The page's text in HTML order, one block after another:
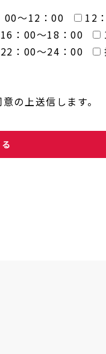
00～12：00
12
16：00～18：00
22：00～24：00
の上送信します。